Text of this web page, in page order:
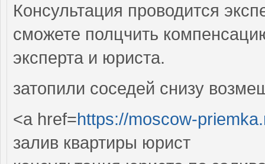
Консультация проводится
сможете полцчить
эксперта и юриста.
затопили соседей снизу
<a href=https://moscow-
залив квартиры юрист